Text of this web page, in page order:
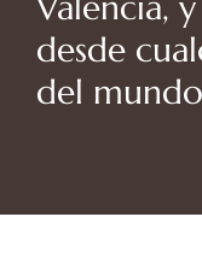
desde
del